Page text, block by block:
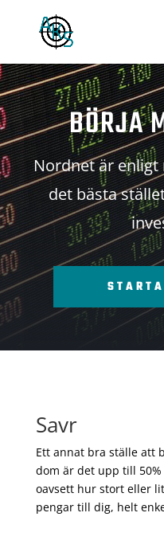
BÖRJA
Nordnet är enligt
det bästa
Savr
Ett annat bra ställe att
dom är det upp till
oavsett hur stort eller
pengar till dig, helt